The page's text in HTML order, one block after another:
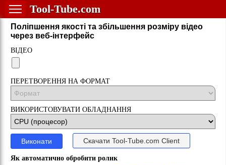
Tool-Tube.com
Поліпшення якості та збільшення розміру відео
через веб-інтерфейс
ВІДЕО
ПЕРЕТВОРЕННЯ НА ФОРМАТ
ВИКОРИСТОВУВАТИ ОБЛАДНАННЯ
Виконати Скачати Tool-Tube.com Client
Як автоматично обробити ролик